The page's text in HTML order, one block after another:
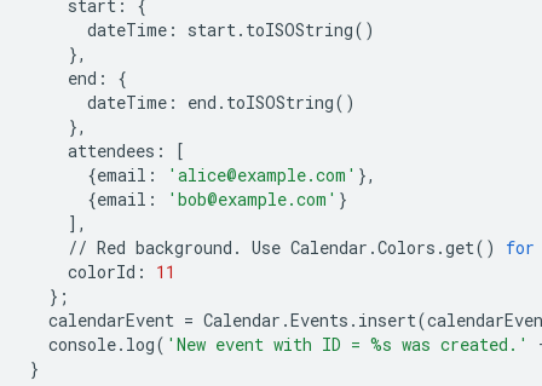
start :
{
dateTime : start. toISOString()
},
end :
{
dateTime : end . toISOString()
},
attendees :
[
{email : 'alice@example.com' },
{email : 'bob@example.com' }
],
// Red background . Use Calendar .Colors .get()
for
colorId :
11
};
calendarEvent = Calendar .Events . insert(
console. log( 'New event with ID = %s was created.'
}